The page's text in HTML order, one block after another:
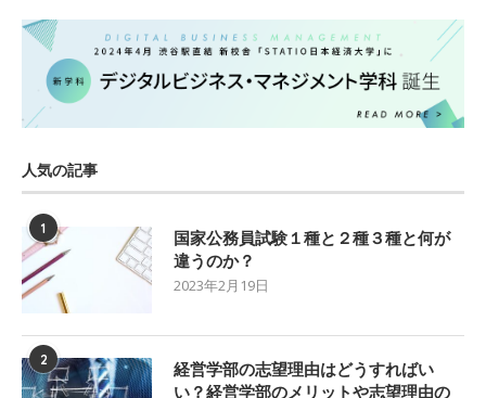
人気の記事
1
国家公務員試験１種と２種３種と何が
違うのか？
2023年2月19日
2
経営学部の志望理由はどうすればい
い？経営学部のメリットや志望理由の